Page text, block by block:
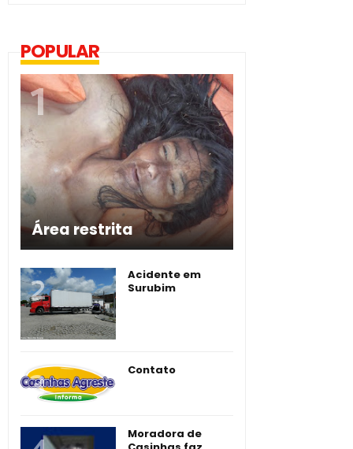
POPULAR
Área restrita
Acidente em
Surubim
Contato
Moradora de